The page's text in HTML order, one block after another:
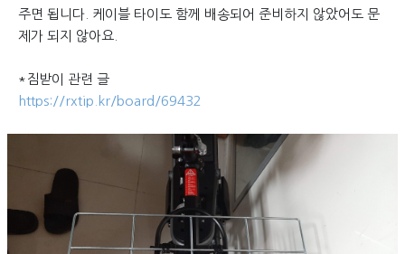
주면 됩니다. 케이블 타이도 함께 배송되어 준비하지 않았어도 문
제가 되지 않아요.
*짐받이 관련 글
https://rxtip.kr/board/69432